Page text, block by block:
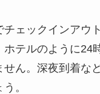
チェックインアウ
ホテルのように24
せん。深夜到着な
。